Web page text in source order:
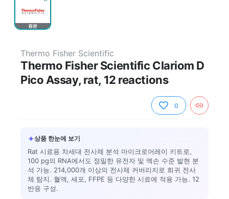
원본
Thermo Fisher Scientific
Thermo Fisher Scientific Clariom D
Pico Assay, rat, 12 reactions
0
✦상품 한눈에 보기
Rat 시료용 차세대 전사체 분석 마이크로어레이 키트로,
100 pg의 RNA에서도 정밀한 유전자 및 엑손 수준 발현 분
석 가능. 214,000개 이상의 전사체 커버리지로 희귀 전사
체 탐지. 혈액, 세포, FFPE 등 다양한 시료에 적용 가능. 12
반응 구성.